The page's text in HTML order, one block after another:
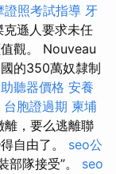
證照考試指導 牙
克遜人要求未任
觀。 Nouveau
的350萬奴隸制
助聽器價格 安養
台胞證過期 柬埔
離，要么逃離聯
自由了。 seo公
部隊接受”。 seo